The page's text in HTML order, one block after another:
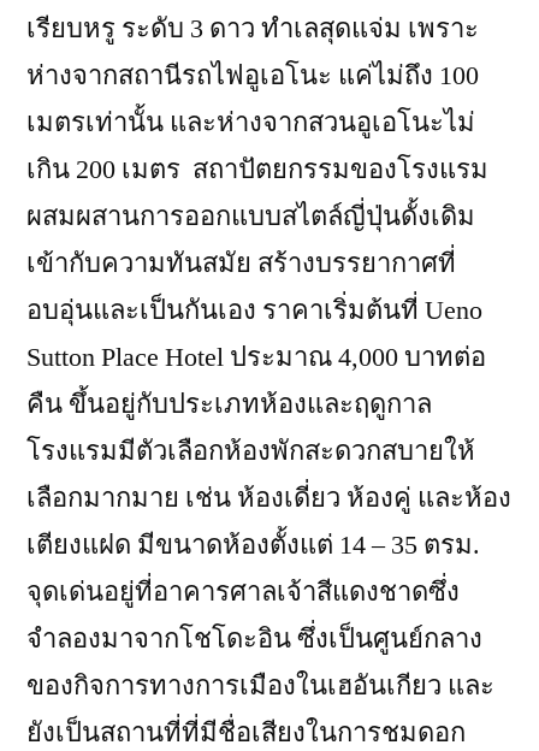
เรียบหรู ระดับ 3 ดาว ทำเลสุดแจ่ม เพราะ
ห่างจากสถานีรถไฟอูเอโนะ แค่ไม่ถึง 100
เมตรเท่านั้น และห่างจากสวนอูเอโนะไม่
เกิน 200 เมตร สถาปัตยกรรมของโรงแรม
ผสมผสานการออกแบบสไตล์ญี่ปุ่นดั้งเดิม
เข้ากับความทันสมัย สร้างบรรยากาศที่
อบอุ่นและเป็นกันเอง ราคาเริ่มต้นที่ Ueno
Sutton Place Hotel ประมาณ 4,000 บาทต่อ
คืน ขึ้นอยู่กับประเภทห้องและฤดูกาล
โรงแรมมีตัวเลือกห้องพักสะดวกสบายให้
เลือกมากมาย เช่น ห้องเดี่ยว ห้องคู่ และห้อง
เตียงแฝด มีขนาดห้องตั้งแต่ 14 – 35 ตรม.
จุดเด่นอยู่ที่อาคารศาลเจ้าสีแดงชาดซึ่ง
จำลองมาจากโชโดะอิน ซึ่งเป็นศูนย์กลาง
ของกิจการทางการเมืองในเฮอันเกียว และ
ยังเป็นสถานที่ที่มีชื่อเสียงในการชมดอก